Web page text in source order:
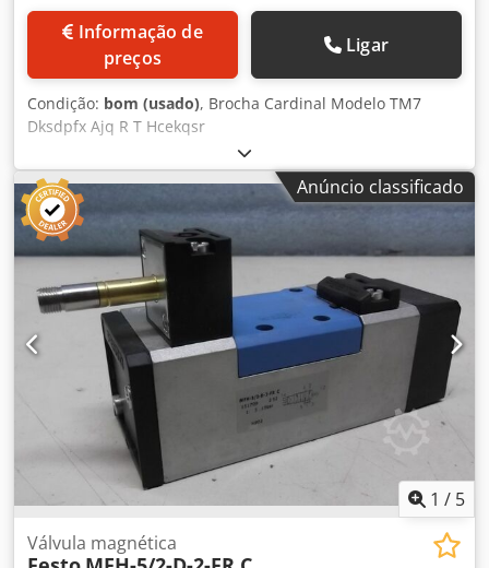
preços
Ligar
Condição: bom (usado), Brocha Cardinal Modelo TM7
Dksdpfx Ajq R T Hcekqsr
Anúncio classificado
1 / 5
Válvula magnética